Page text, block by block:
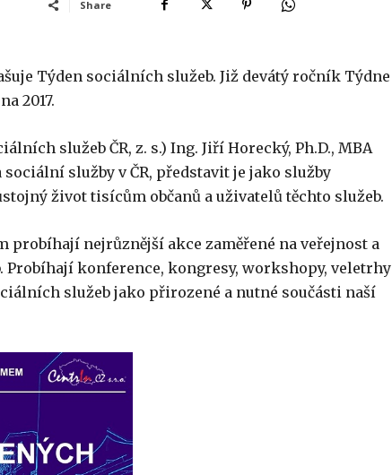
Share
Týden sociálních služeb. Již devátý ročník Týdne
2017.
služeb ČR, z. s.) Ing. Jiří Horecký, Ph.D., MBA
služby v ČR, představit je jako služby
život tisícům občanů a uživatelů těchto služeb.
probíhají nejrůznější akce zaměřené na veřejnost a
konference, kongresy, workshopy, veletrhy
služeb jako přirozené a nutné součásti naší